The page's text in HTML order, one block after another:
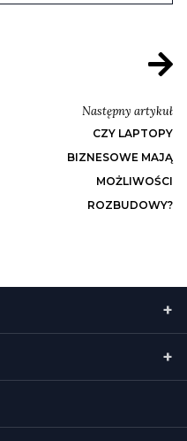
Następny artykuł
CZY LAPTOPY
BIZNESOWE MAJĄ
MOŻLIWOŚCI
ROZBUDOWY?